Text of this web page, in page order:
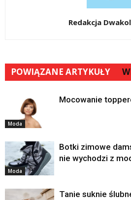
Redakcja
POWIĄZANE ARTYKUŁY
Moda
Mocowanie
Moda
Botki zimowe
nie wychodzi z
Tanie suknie